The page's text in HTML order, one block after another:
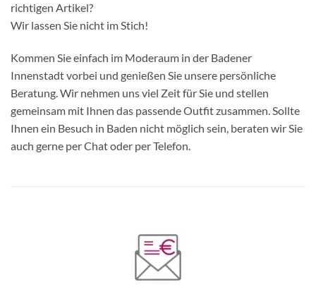
richtigen Artikel?
Wir lassen Sie nicht im Stich!
Kommen Sie einfach im Moderaum in der Badener
Innenstadt vorbei und genießen Sie unsere persönliche
Beratung. Wir nehmen uns viel Zeit für Sie und stellen
gemeinsam mit Ihnen das passende Outfit zusammen. Sollte
Ihnen ein Besuch in Baden nicht möglich sein, beraten wir Sie
auch gerne per Chat oder per Telefon.